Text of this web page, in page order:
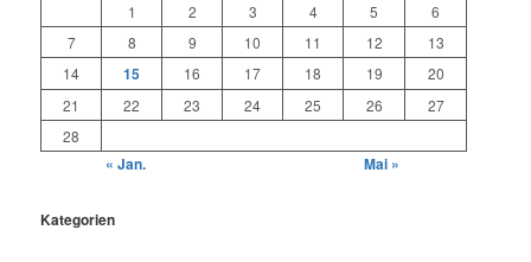
1 2 3 4 5
6
7
8 9 10 11 12
13
14
15 16 17 18 19
20
21
22 23 24 25 26
27
28
« Jan. Mai »
Kategorien